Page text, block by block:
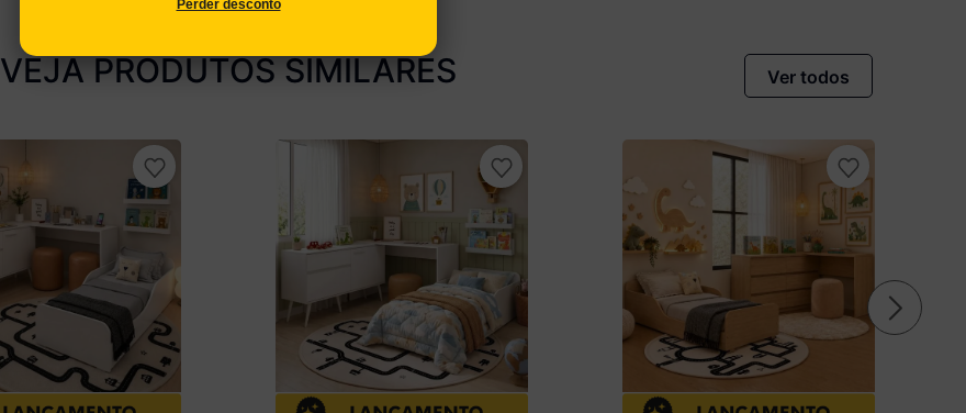
VEJA PRODUTOS SIMILARES Ver todos
Perder desconto